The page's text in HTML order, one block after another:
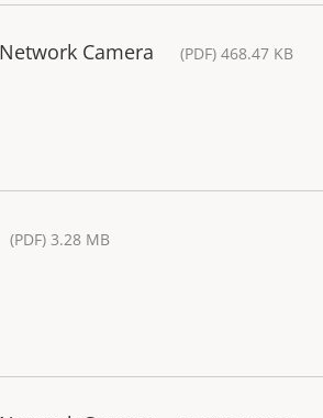
Camera (PDF) 468.47 KB
(PDF) 3.28 MB